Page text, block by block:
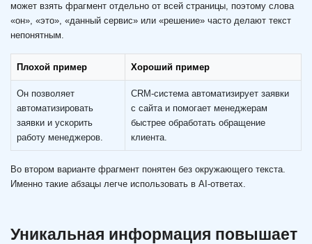
может взять фрагмент отдельно от всей страницы, поэтому слова
«он», «это», «данный сервис» или «решение» часто делают текст
непонятным.
Плохой пример Хороший пример
Он позволяет
автоматизировать
заявки и ускорить
работу менеджеров.
CRM-система автоматизирует заявки
с сайта и помогает менеджерам
быстрее обработать обращение
клиента.
Во втором варианте фрагмент понятен без окружающего текста.
Именно такие абзацы легче использовать в AI-ответах.
Уникальная информация повышает